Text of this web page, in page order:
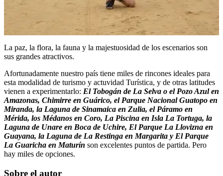
La paz, la flora, la fauna y la majestuosidad de los escenarios son
sus grandes atractivos.
Afortunadamente nuestro país tiene miles de rincones ideales para
esta modalidad de turismo y actuvidad Turística, y de otras latitudes
vienen a experimentarlo: El Tobogán de La Selva o el Pozo Azul en
Amazonas, Chimirre en Guárico, el Parque Nacional Guatopo en
Miranda, la Laguna de Sinamaica en Zulia, el Páramo en
Mérida, los Médanos en Coro, La Piscina en Isla La Tortuga, la
Laguna de Unare en Boca de Uchire, El Parque La Llovizna en
Guayana, la Laguna de La Restinga en Margarita y El Parque
La Guaricha en Maturín son excelentes puntos de partida. Pero
hay miles de opciones.
Sobre el autor